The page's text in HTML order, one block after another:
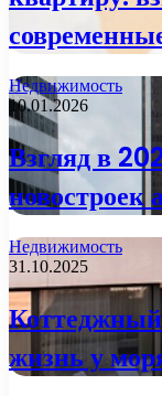
Недвижимость
10.01.2026
Взгляд в
новостроек
Недвижимость
31.10.2025
жизнь у